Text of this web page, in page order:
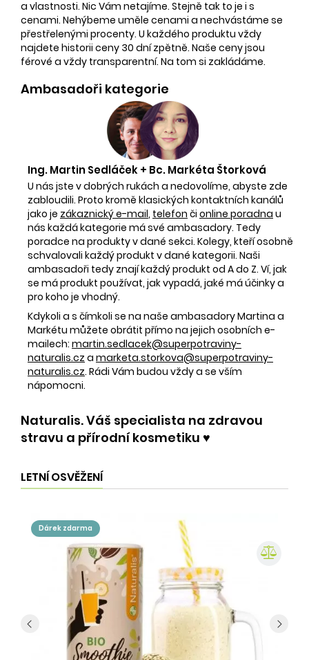
a vlastnosti. Nic Vám netajíme. Stejně tak to je i s
cenami. Nehýbeme uměle cenami a nechvástáme se
přestřelenými procenty. U každého produktu vždy
najdete historii ceny 30 dní zpětně. Naše ceny jsou
férové a vždy transparentní. Na tom si zakládáme.
Ambasadoři kategorie
Ing. Martin Sedláček + Bc. Markéta Štorková
U nás jste v dobrých rukách a nedovolíme, abyste zde
zabloudili. Proto kromě klasických kontaktních kanálů
jako je zákaznický e-mail, telefon či online poradna u
nás každá kategorie má své ambasadory. Tedy
poradce na produkty v dané sekci. Kolegy, kteří osobně
schvalovali každý produkt v dané kategorii. Naši
ambasadoři tedy znají každý produkt od A do Z. Ví, jak
se má produkt používat, jak vypadá, jaké má účinky a
pro koho je vhodný.
Kdykoli a s čímkoli se na naše ambasadory Martina a
Markétu můžete obrátit přímo na jejich osobních e-
mailech: martin.sedlacek@superpotraviny-
naturalis.cz a marketa.storkova@superpotraviny-
naturalis.cz. Rádi Vám budou vždy a se vším
nápomocni.
Naturalis. Váš specialista na zdravou
stravu a přírodní kosmetiku ♥️
LETNÍ OSVĚŽENÍ
dárek zdarma